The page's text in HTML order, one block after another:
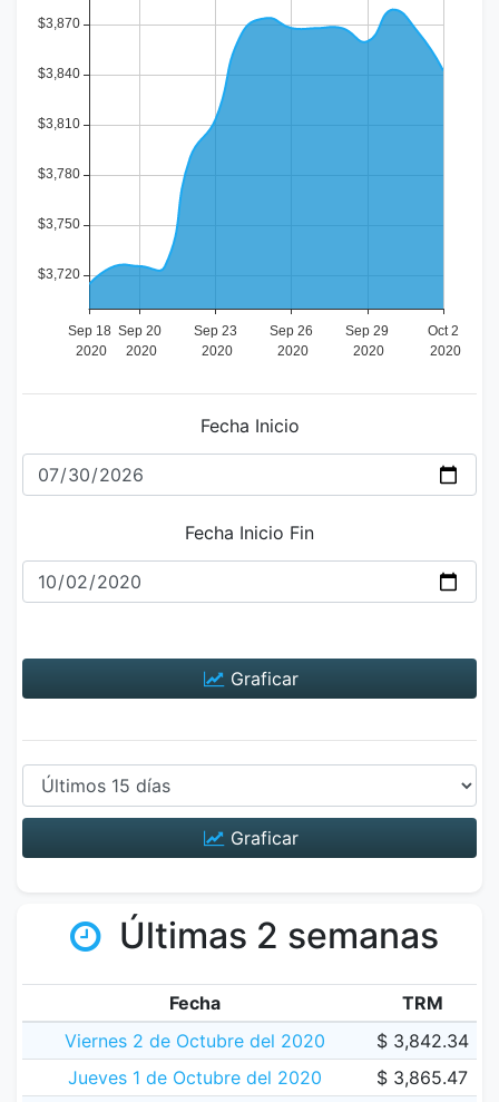
Fecha Inicio
Fecha Inicio Fin
Graficar
Graficar
Últimas 2 semanas
Fecha
TRM
Viernes 2 de Octubre del 2020
$ 3,842.34
Jueves 1 de Octubre del 2020
$ 3,865.47